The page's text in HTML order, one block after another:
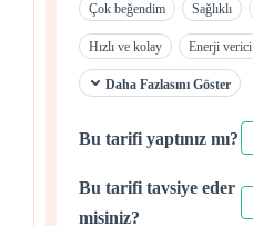
Çok beğendim Sağlıklı
Hızlı ve kolay Enerji verici
Daha Fazlasını Göster
Bu tarifi yaptınız mı?
Bu tarifi tavsiye eder
misiniz?